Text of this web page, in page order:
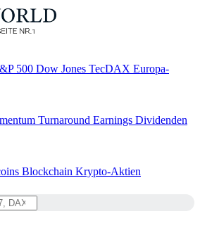
500 Dow Jones TecDAX Europa-
Turnaround Earnings Dividenden
Blockchain Krypto-Aktien